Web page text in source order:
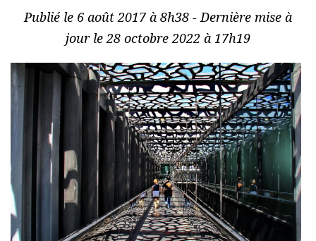
Publié le 6 août 2017 à 8h38 - Dernière mise à
jour le 28 octobre 2022 à 17h19